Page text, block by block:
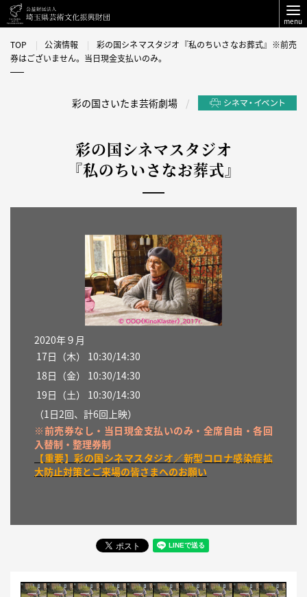
menu
TOP 公演情報
彩の国シネマスタジオ『私のちいさなお葬式』※前売
券はございません。当日現金支払いのみ。
彩の国さいたま芸術劇場
彩の国シネマスタジオ
『私のちいさなお葬式』
2020年９月
17日（木） 10:30/14:30
18日（金） 10:30/14:30
19日（土） 10:30/14:30
（1日2回、計6回上映）
※前売券なし・当日現金支払いのみ・全席自由・各回
入替制・整理券制
【重要】彩の国シネマスタジオ／新型コロナ感染症拡
大防止対策とご来場の皆さまへのお願い